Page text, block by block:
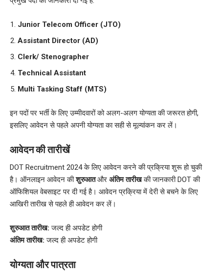
Junior Telecom Officer (JTO)
Assistant Director (AD)
Clerk/ Stenographer
Technical Assistant
Multi Tasking Staff (MTS)
इन पदों पर भर्ती के लिए उम्मीदवारों को अलग-अलग योग्यता की जरूरत होगी,
इसलिए आवेदन से पहले अपनी योग्यता का सही से मूल्यांकन कर लें।
आवेदन की तारीखें
DOT Recruitment 2024 के लिए आवेदन करने की प्रक्रिया शुरू हो चुकी
है। ऑनलाइन आवेदन कीशुरुआतऔर अंतिम तारीखकी जानकारी DOT की
ऑफिशियल वेबसाइट पर दी गई है। आवेदन प्रक्रिया में देरी से बचने के लिए
आखिरी तारीख से पहले ही आवेदन कर लें।
शुरुआत तारीख: जल्द ही अपडेट होगी
अंतिम तारीख: जल्द ही अपडेट होगी
योग्यता और पात्रता